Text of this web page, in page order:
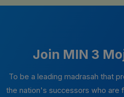
Join MIN 3
To be a leading madrasah that
the nation's successors who are